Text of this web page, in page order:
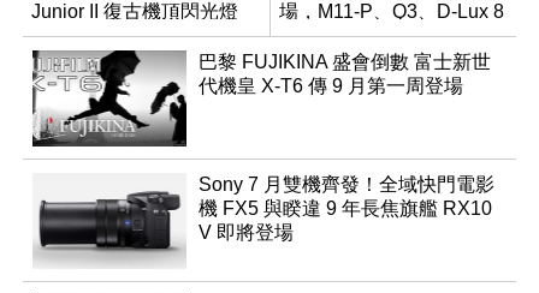
Junior II 復古機頂閃光燈
場，M11-P、Q3、D-Lux 8
領銜換裝
巴黎 FUJIKINA 盛會倒數 富士新世
代機皇 X-T6 傳 9 月第一周登場
Sony 7 月雙機齊發！全域快門電影
機 FX5 與睽違 9 年長焦旗艦 RX10
V 即將登場